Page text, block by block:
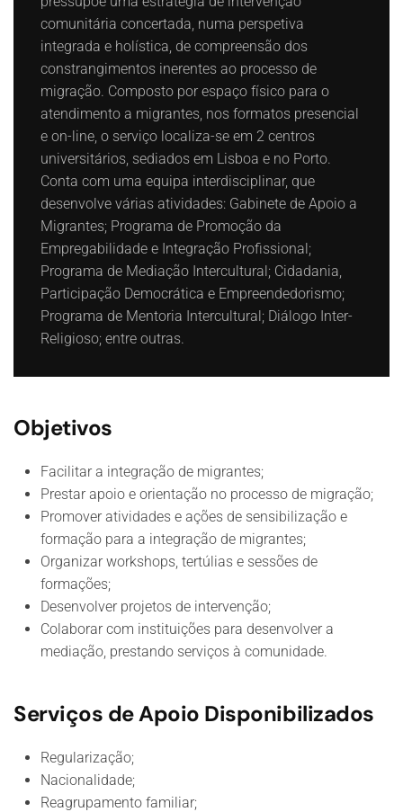
comunitária concertada, numa perspetiva
integrada e holística, de compreensão dos
constrangimentos inerentes ao processo de
migração. Composto por espaço físico para o
atendimento a migrantes, nos formatos presencial
e on-line, o serviço localiza-se em 2 centros
universitários, sediados em Lisboa e no Porto.
Conta com uma equipa interdisciplinar, que
desenvolve várias atividades: Gabinete de Apoio a
Migrantes; Programa de Promoção da
Empregabilidade e Integração Profissional;
Programa de Mediação Intercultural; Cidadania,
Participação Democrática e Empreendedorismo;
Programa de Mentoria Intercultural; Diálogo Inter-
Religioso; entre outras.
Objetivos
Facilitar a integração de migrantes;
Prestar apoio e orientação no processo de migração;
Promover atividades e ações de sensibilização e
formação para a integração de migrantes;
Organizar workshops, tertúlias e sessões de
formações;
Desenvolver projetos de intervenção;
Colaborar com instituições para desenvolver a
mediação, prestando serviços à comunidade.
Serviços de Apoio Disponibilizados
Regularização;
Nacionalidade;
Reagrupamento familiar;